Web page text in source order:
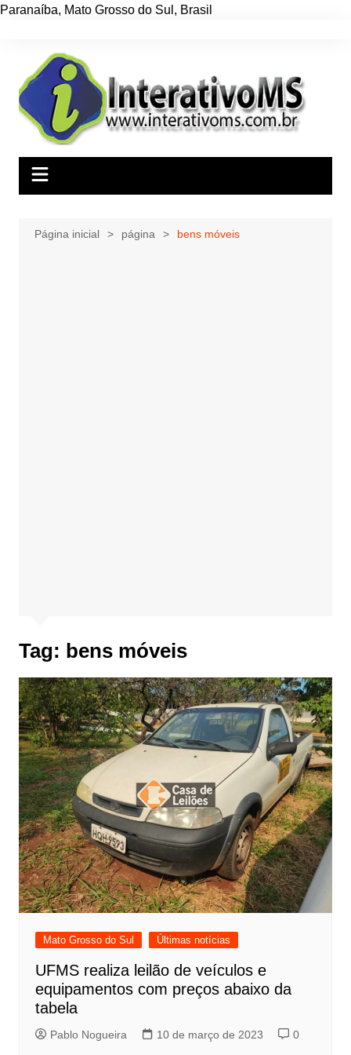
Paranaíba, Mato Grosso do Sul , Brasil
conteúdo
Página inicial página bens móveis
Tag: bens móveis
Mato Grosso do Sul Últimas notícias
UFMS realiza leilão de veículos e
equipamentos com preços abaixo da
tabela
Pablo Nogueira 10 de março de 2023 0